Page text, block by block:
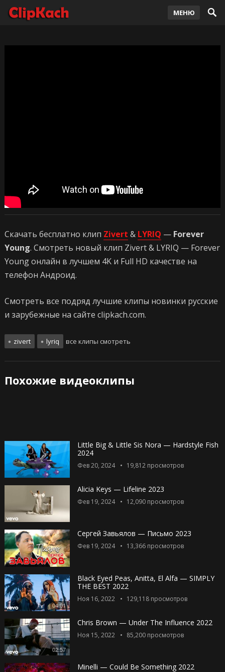
МЕНЮ
-clipkach
Скачать бесплатно клип Zivert & LYRIQ — Forever
Young. Смотреть новый клип Zivert & LYRIQ — Forever
Young онлайн в лучшем 4K и Full HD качестве на
телефон Андроид.
Смотреть все подряд лучшие клипы новинки русские
и зарубежные на сайте clipkach.com.
zivert lyriq все клипы смотреть
Похожие видеоклипы
Little Big & Little Sis Nora — Hardstyle Fish
2024
Фев 20, 2024 19,812просмотров
Alicia Keys — Lifeline 2023
Фев 19, 2024 12,090просмотров
Сергей Завьялов — Письмо 2023
Фев 19, 2024 13,366просмотров
04:01
Black Eyed Peas, Anitta, El Alfa — SIMPLY
THE BEST 2022
Ноя 16, 2022 129,118просмотров
02:57
Chris Brown — Under The Influence 2022
Ноя 15, 2022 85,200просмотров
Minelli — Could Be Something 2022